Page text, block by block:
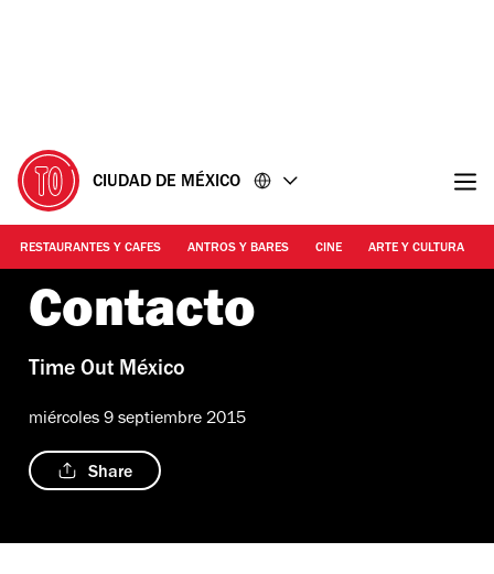
CIUDAD DE MÉXICO
RESTAURANTES Y CAFES ANTROS Y BARES CINE ARTE Y CULTURA
Contacto
Time Out México
miércoles 9 septiembre 2015
Share